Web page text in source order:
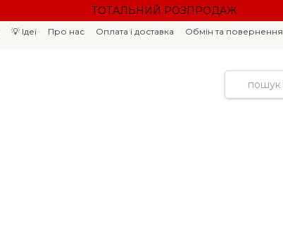
ТОТАЛЬНИЙ РОЗПРОДАЖ
💡 Ідеї Про нас Оплата і доставка Обмін та повернення